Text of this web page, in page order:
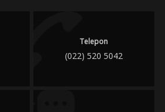
Telepon
(022) 520 5042